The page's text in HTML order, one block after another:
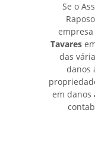
Se o
empresa
Tavares
das
danos
em danos